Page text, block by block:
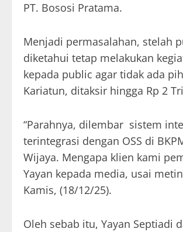
PT. Bososi Pratama.
Menjadi permasalahan, stelah
diketahui tetap melakukan
kepada public agar tidak ada
Kariatun, ditaksir hingga Rp 2
“Parahnya, dilembar sistem
terintegrasi dengan OSS di
Wijaya. Mengapa klien kami
Yayan kepada media, usai
Kamis, (18/12/25).
Oleh sebab itu, Yayan Septiadi